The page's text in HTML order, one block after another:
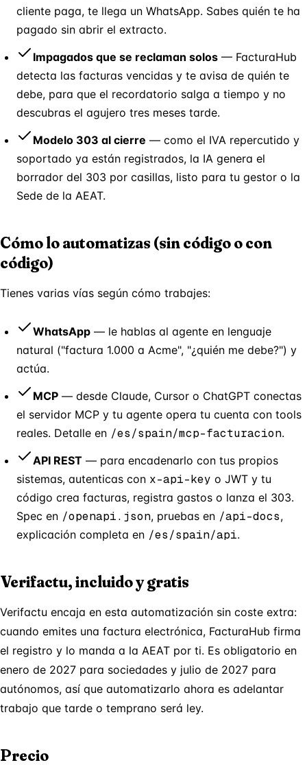
cliente paga, te llega un WhatsApp. Sabes quién te ha
pagado sin abrir el extracto.
Impagados que se reclaman solos — FacturaHub
detecta las facturas vencidas y te avisa de quién te
debe, para que el recordatorio salga a tiempo y no
descubras el agujero tres meses tarde.
Modelo 303 al cierre — como el IVA repercutido y
soportado ya están registrados, la IA genera el
borrador del 303 por casillas, listo para tu gestor o la
Sede de la AEAT.
Cómo lo automatizas (sin código o con
código)
Tienes varias vías según cómo trabajes:
WhatsApp — le hablas al agente en lenguaje
natural ("factura 1.000 a Acme", "¿quién me debe?") y
actúa.
MCP — desde Claude, Cursor o ChatGPT conectas
el servidor MCP y tu agente opera tu cuenta con tools
reales. Detalle en /es/spain/mcp-facturacion.
API REST — para encadenarlo con tus propios
sistemas, autenticas con x-api-key o JWT y tu
código crea facturas, registra gastos o lanza el 303.
Spec en /openapi.json, pruebas en /api-docs,
explicación completa en /es/spain/api.
Verifactu, incluido y gratis
Verifactu encaja en esta automatización sin coste extra:
cuando emites una factura electrónica, FacturaHub firma
el registro y lo manda a la AEAT por ti. Es obligatorio en
enero de 2027 para sociedades y julio de 2027 para
autónomos, así que automatizarlo ahora es adelantar
trabajo que tarde o temprano será ley.
Precio